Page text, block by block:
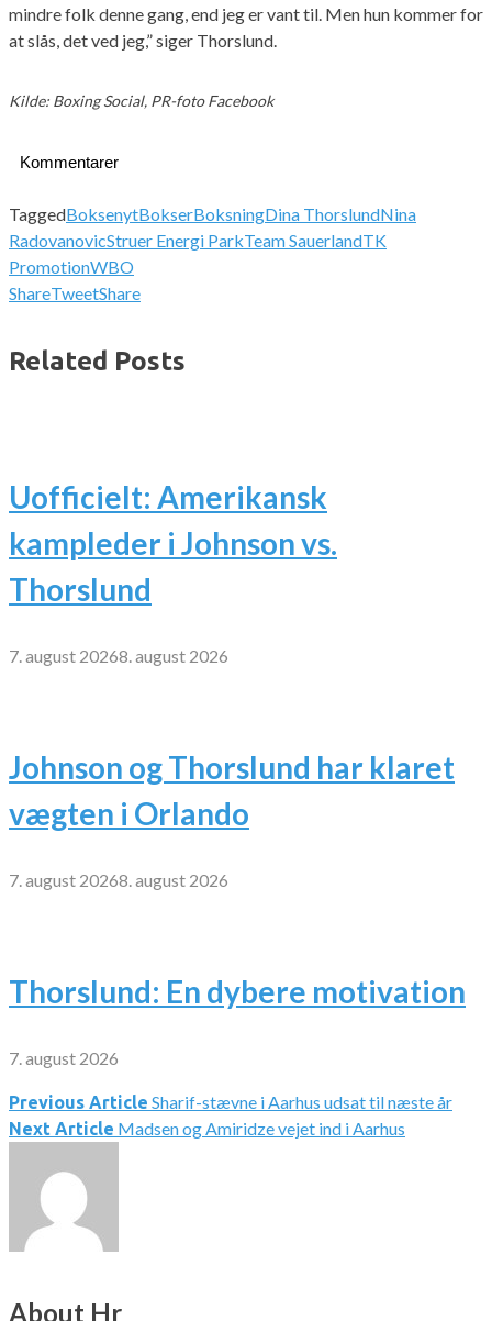
mindre folk denne gang, end jeg er vant til. Men hun kommer for
at slås, det ved jeg,” siger Thorslund.
Kilde: Boxing Social, PR-foto Facebook
Kommentarer
TaggedBoksenytBokserBoksningDina ThorslundNina
RadovanovicStruer Energi ParkTeam SauerlandTK
PromotionWBO
ShareTweetShare
Related Posts
Uofficielt: Amerikansk
kampleder i Johnson vs.
Thorslund
7. august 20268. august 2026
Johnson og Thorslund har klaret
vægten i Orlando
7. august 20268. august 2026
Thorslund: En dybere motivation
7. august 2026
Indlægsnavigation
Previous Article Sharif-stævne i Aarhus udsat til næste år
Next Article Madsen og Amiridze vejet ind i Aarhus
About Hr